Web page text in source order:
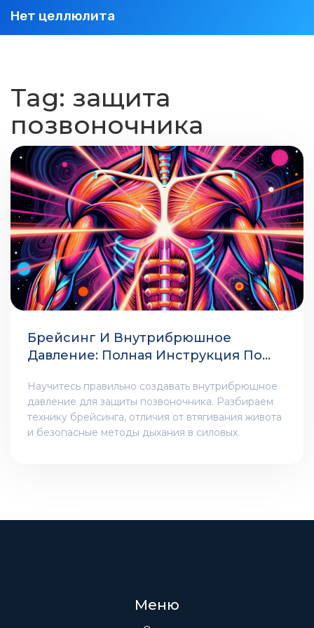
Нет целлюлита
Tag: защита
позвоночника
Брейсинг И Внутрибрюшное
Давление: Полная Инструкция По
Научитесь правильно создавать внутрибрюшное
давление для защиты позвоночника. Разбираем
технику брейсинга, отличия от втягивания живота
и безопасные методы дыхания в силовых.
Меню